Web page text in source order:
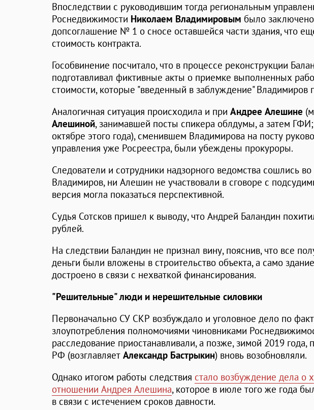
Впоследствии с руководившим тогда региональным
Роснедвижимости Николаем Владимировым было заключено
допсоглашение № 1 о сносе оставшейся части здания, что
стоимость контракта.
Гособвинение посчитало, что в процессе реконструкции
подготавливал фиктивные акты о приемке выполненных
стоимости, которые "введенный в заблуждение" Владимиров
Аналогичная ситуация происходила и при Андрее Алешине
Алешиной, занимавшей посты спикера облдумы, а затем
октябре этого года), сменившем Владимирова на посту
управления уже Росреестра, были убеждены прокуроры.
Следователи и сотрудники надзорного ведомства сошлись
Владимиров, ни Алешин не участвовали в сговоре с
версия могла показаться перспективной.
Судья Сотсков пришел к выводу, что Андрей Баландин
рублей.
На следствии Баландин не признал вину, пояснив, что все
деньги были вложены в строительство объекта, а само
достроено в связи с нехваткой финансирования.
"Решительные" люди и нерешительные силовики
Первоначально СУ СКР возбуждало и уголовное дело по
злоупотребления полномочиями чиновниками
расследование приостанавливали, а позже, зимой 2019 года,
РФ (возглавляет Александр Бастрыкин) вновь возобновляли.
Однако итогом работы следствия стало возбуждение дела о
отношении Андрея Алешина, которое в июле того же года
в связи с истечением сроков давности.